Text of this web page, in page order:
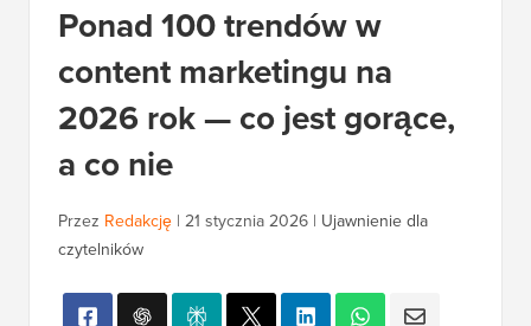
Ponad 100 trendów w
content marketingu na
2026 rok — co jest gorące,
a co nie
Przez Redakcję | 21 stycznia 2026 | Ujawnienie dla
czytelników